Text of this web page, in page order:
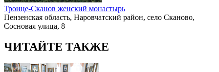
Троице-Сканов женский монастырь
Пензенская область, Наровчатский район, село Сканово,
Сосновая улица, 8
ЧИТАЙТЕ ТАКЖЕ